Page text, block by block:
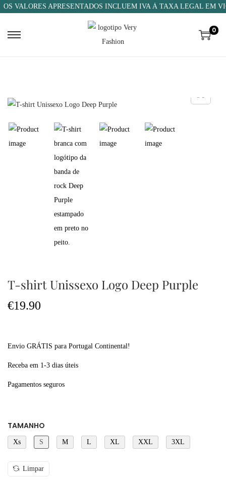
OS VALORES APRESENTADOS INCLUEM IVA À TAXA LEGAL EM
0
T-shirt Unissexo Logo Deep Purple
€19.90
Envio GRÁTIS para Portugal Continental!
Receba em 1-3 dias úteis
Pagamentos seguros
TAMANHO
Xs S M L XL XXL 3XL
Limpar